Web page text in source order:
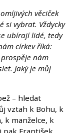
věciček
si vybrat. Vždycky
ubírají lidé, tedy
církev říká:
prospěje nám
Jaký je můj
– hledat
vztah k Bohu, k
k manželce, k